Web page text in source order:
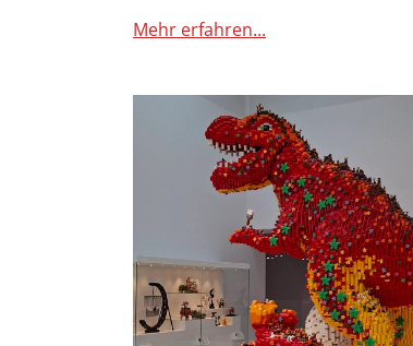
Mehr erfahren...